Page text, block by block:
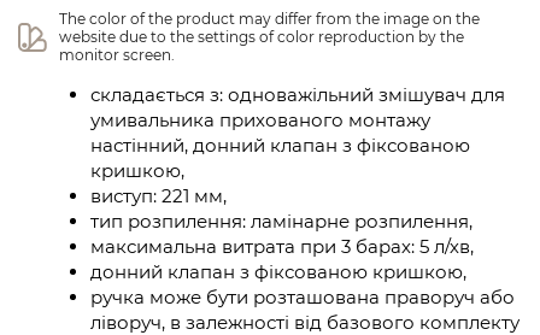
The color of the product may differ from the image on the
website due to the settings of color reproduction by the
monitor screen.
складається з: одноважільний змішувач для
умивальника прихованого монтажу
настінний, донний клапан з фіксованою
кришкою,
виступ: 221 мм,
тип розпилення: ламінарне розпилення,
максимальна витрата при 3 барах: 5 л/хв,
донний клапан з фіксованою кришкою,
ручка може бути розташована праворуч або
ліворуч, в залежності від базового комплекту